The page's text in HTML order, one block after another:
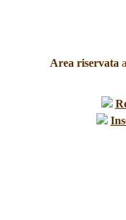
Area riservata